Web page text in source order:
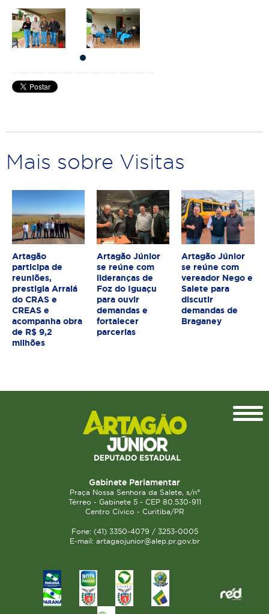
Mais sobre Visitas
Artagão
participa de
reuniões,
prestigia Arraiá
do CRAS e
CREAS e
acompanha obra
de R$ 9,2
milhões
Artagão Júnior
se reúne com
lideranças de
Foz do Iguaçu
para ouvir
demandas e
fortalecer
parcerias
Artagão Júnior
se reúne com
vereador Nego e
Salete para
discutir
demandas de
Braganey
Gabinete Parlamentar
Praça Nossa Senhora da Salete, s/n°
Térreo - Gabinete 5 - CEP 80.530-911
Centro Cívico - Curitiba/PR
Fone: (41) 3350-4079 / 3253-0005
E-mail: artagaojunior@alep.pr.gov.br